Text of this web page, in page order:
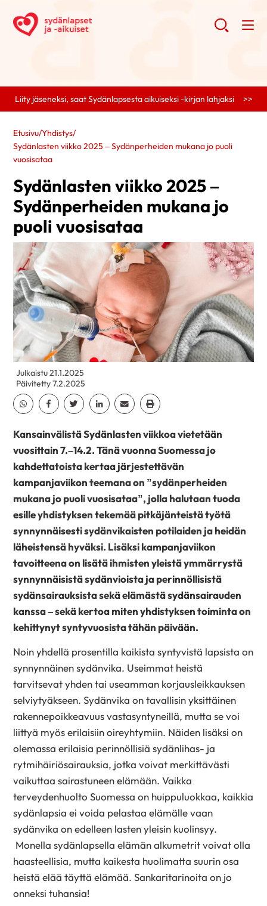
Liity jäseneksi, saat Sydänlapsesta aikuiseksi -kirjan lahjaksi >>
Etusivu/Yhdistys/
Sydänlasten viikko 2025 – Sydänperheiden mukana jo puoli
vuosisataa
Sydänlasten viikko 2025 –
Sydänperheiden mukana jo
puoli vuosisataa
Julkaistu 21.1.2025
Päivitetty 7.2.2025
Jaa Whatsapp
Jaa Facebook
Jaa TwitterJaa Linkedin
Jaa EmailJaa Print
Kansainvälistä Sydänlasten viikkoa vietetään
vuosittain 7.–14.2. Tänä vuonna Suomessa jo
kahdettatoista kertaa järjestettävän
kampanjaviikon teemana on ”sydänperheiden
mukana jo puoli vuosisataa”, jolla halutaan tuoda
esille yhdistyksen tekemää pitkäjänteistä työtä
synnynnäisesti sydänvikaisten potilaiden ja heidän
läheistensä hyväksi. Lisäksi kampanjaviikon
tavoitteena on lisätä ihmisten yleistä ymmärrystä
synnynnäisistä sydänvioista ja perinnöllisistä
sydänsairauksista sekä elämästä sydänsairauden
kanssa – sekä kertoa miten yhdistyksen toiminta on
kehittynyt syntyvuosista tähän päivään.
Noin yhdellä prosentilla kaikista syntyvistä lapsista on
synnynnäinen sydänvika. Useimmat heistä
tarvitsevat yhden tai useamman korjausleikkauksen
selviytyäkseen. Sydänvika on tavallisin yksittäinen
rakennepoikkeavuus vastasyntyneillä, mutta se voi
liittyä myös erilaisiin oireyhtymiin. Näiden lisäksi on
olemassa erilaisia perinnöllisiä sydänlihas- ja
rytmihäiriösairauksia, jotka voivat merkittävästi
vaikuttaa sairastuneen elämään. Vaikka
terveydenhuolto Suomessa on huippuluokkaa, kaikkia
sydänlapsia ei voida pelastaa elämälle vaan
sydänvika on edelleen lasten yleisin kuolinsyy.
Monella sydänlapsella elämän alkumetrit voivat olla
haasteellisia, mutta kaikesta huolimatta suurin osa
heistä elää täyttä elämää. Sankaritarinoita on jo
onneksi tuhansia!